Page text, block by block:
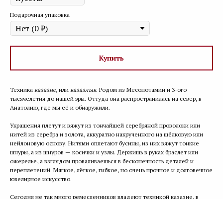
Подарочная упаковка
Купить
Техника казазие, или казазлык. Родом из Месопотамии и 3-ого
тысячелетия до нашей эры. Оттуда она распространилась на север, в
Анатолию, где мы её и обнаружили.
Украшения плетут и вяжут из тончайшей серебряной проволоки или
нитей из серебра и золота, аккуратно накрученного на шёлковую или
нейлоновую основу. Нитями оплетают бусины, из них вяжут тонкие
шнуры, а из шнуров — косички и узлы. Держишь в руках браслет или
ожерелье, а взглядом проваливаешься в бесконечность деталей и
переплетений. Мягкое, лёгкое, гибкое, но очень прочное и долговечное
ювелирное искусство.
Сегодня не так много ремесленников владеют техникой казазие, в